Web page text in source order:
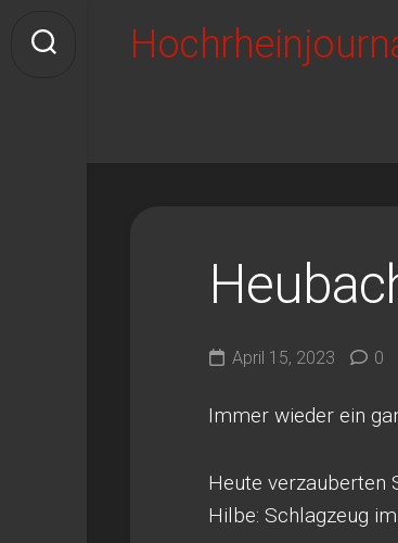
content
April 15, 2023 0
Immer wieder ein
Heute verzauberten
Hilbe: Schlagzeug